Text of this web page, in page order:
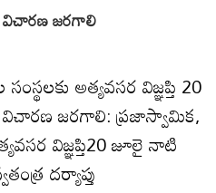
విచారణ జరగాలి
అత్యవసర విజ్ఞప్తి 20
జరగాలి: ప్రజాస్వామిక,
విజ్ఞప్తి20 జూలై నాటి
దర్యాప్తు